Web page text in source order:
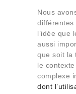
Nous
différentes
l’idée que
aussi
que soit la
le contexte
complexe
dont